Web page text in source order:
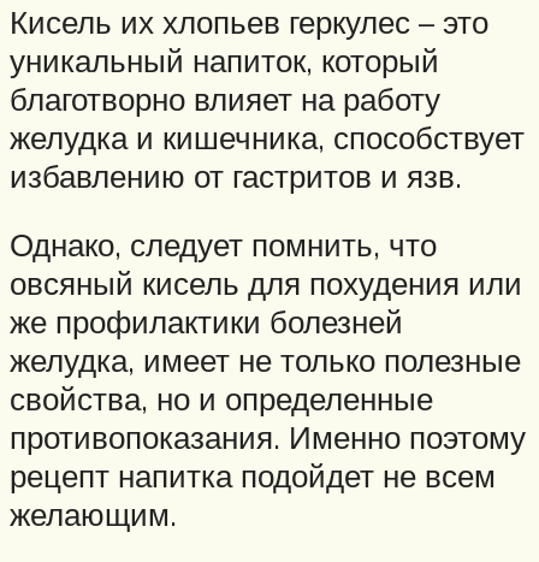
Кисель их хлопьев геркулес – это
уникальный напиток, который
благотворно влияет на работу
желудка и кишечника, способствует
избавлению от гастритов и язв.
Однако, следует помнить, что
овсяный кисель для похудения или
же профилактики болезней
желудка, имеет не только полезные
свойства, но и определенные
противопоказания. Именно поэтому
рецепт напитка подойдет не всем
желающим.